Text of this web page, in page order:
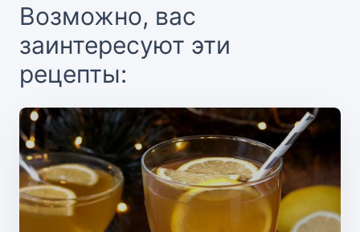
Возможно, вас
заинтересуют эти
рецепты: